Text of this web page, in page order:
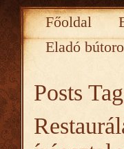
Főoldal
Eladó
Posts